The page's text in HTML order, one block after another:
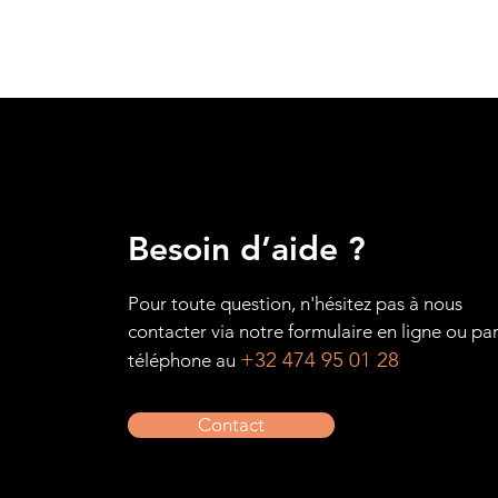
Besoin d’aide ?
Pour toute question, n'hésitez pas à nous
contacter via notre formulaire en ligne ou par
téléphone au +32 474 95 01 28
Contact